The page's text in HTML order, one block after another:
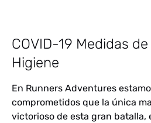
COVID-19 Medidas
Higiene
En Runners Adventures
comprometidos que la única
victorioso de esta gran batalla,